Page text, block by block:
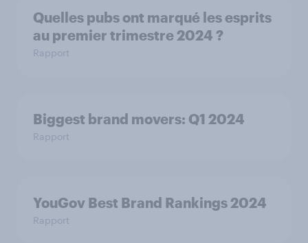
Quelles pubs ont marqué les esprits
au premier trimestre 2024 ?
Rapport
Biggest brand movers: Q1 2024
Rapport
YouGov Best Brand Rankings 2024
Rapport